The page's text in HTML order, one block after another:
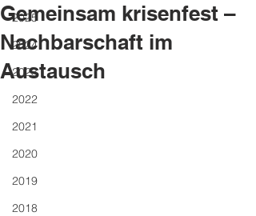
2025
2024
2023
2022
2021
2020
2019
2018
Gemeinsam krisenfest –
Nachbarschaft im
Austausch